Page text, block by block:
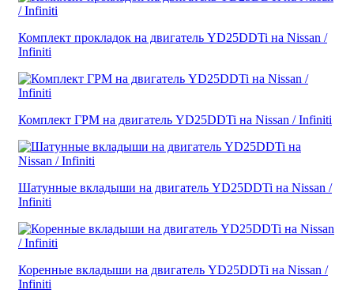
Комплект прокладок на двигатель YD25DDTi на Nissan /
Infiniti
Комплект ГРМ на двигатель YD25DDTi на Nissan / Infiniti
Шатунные вкладыши на двигатель YD25DDTi на Nissan /
Infiniti
Коренные вкладыши на двигатель YD25DDTi на Nissan /
Infiniti